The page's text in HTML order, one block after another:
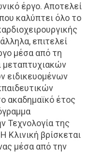
έργο. Αποτελεί
καλύπτει όλο το
επιτελεί
μέσα από τη
μεταπτυχιακών
ειδικευομένων
ακαδημαϊκό έτος
Τεχνολογία της
βρίσκεται
μέσα από την